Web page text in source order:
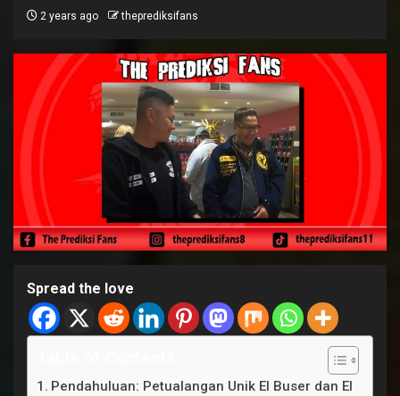
2 years ago theprediksifans
Spread the love
Pendahuluan: Petualangan Unik El Buser dan El